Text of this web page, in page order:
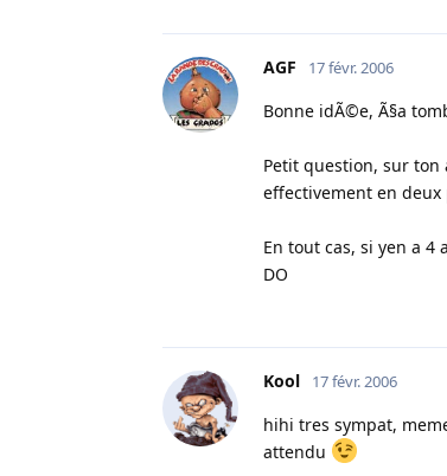
AGF 17 févr. 2006
Bonne idÃ©e, Ã§a
Petit question, sur
effectivement en deux
En tout cas, si yen a
DO
Kool 17 févr. 2006
hihi tres sympat,
attendu